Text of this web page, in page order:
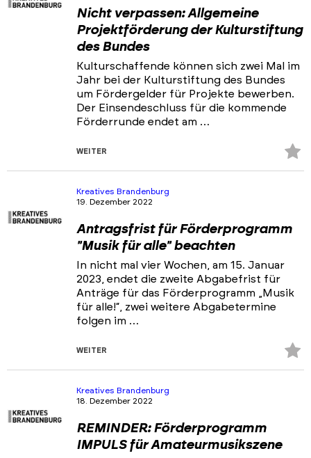
Nicht verpassen: Allgemeine
Projektförderung der Kulturstiftung
des Bundes
Kulturschaffende können sich zwei Mal im
Jahr bei der Kulturstiftung des Bundes
um Fördergelder für Projekte bewerben.
Der Einsendeschluss für die kommende
Förderrunde endet am …
WEITER
Kreatives Brandenburg
19. Dezember 2022
Antragsfrist für Förderprogramm
"Musik für alle" beachten
In nicht mal vier Wochen, am 15. Januar
2023, endet die zweite Abgabefrist für
Anträge für das Förderprogramm „Musik
für alle!“, zwei weitere Abgabetermine
folgen im …
WEITER
Kreatives Brandenburg
18. Dezember 2022
REMINDER: Förderprogramm
IMPULS für Amateurmusikszene